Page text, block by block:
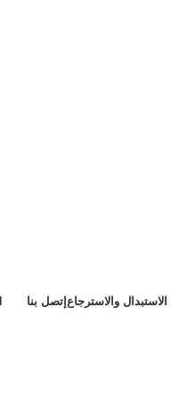
والاسترجاع إتصل بنا